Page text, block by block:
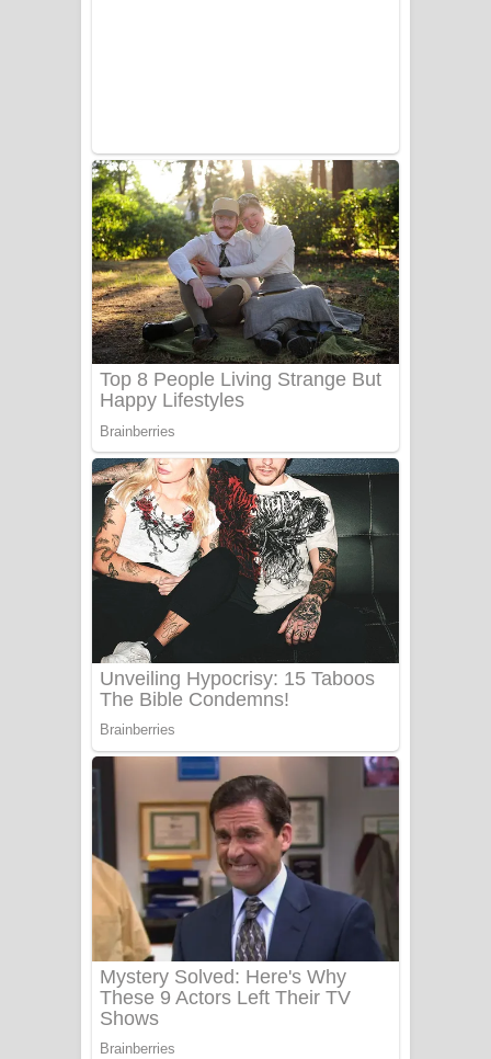
Sanda Babalena Song Lyrics - සඳ
බැබලෙන ගීතයේ පද පෙළ
Adare Wadi Nisa Song Lyrics - ආදරේ
වැඩි නිසා ගීතයේ පද පෙළ
UNUHUMA Song Lyrics - උණුහුම
Katakara Song Lyrics - කටකාර ගීතයේ
පද පෙළ
Tharu Yaye Dilena Song Lyrics - තරු
යායේ දිලෙනා ගීතයේ පද පෙළ
Ow Man Sosa Song Lyrics - ඔව් මං
සෝසා ගීතයේ පද පෙළ
Aye Lanweela Song Lyrics - ආයේ
ලංවීලා ගීතයේ පද පෙළ
Ala purannata Song Lyrics - ආල
පුරන්නට ගීතයේ පද පෙළ
FEVER DREAM Lyrics - Alex Warren